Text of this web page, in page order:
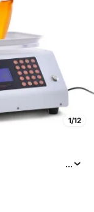
1/12
mm
...